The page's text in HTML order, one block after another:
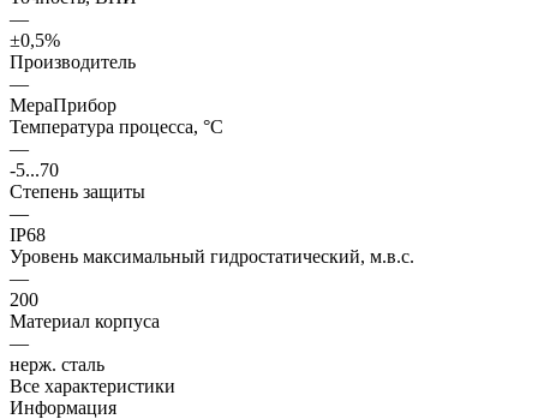
—
±0,5%
Производитель
—
МераПрибор
Температура процесса, °С
—
-5...70
Степень защиты
—
IP68
Уровень максимальный гидростатический, м.в.с.
—
200
Материал корпуса
—
нерж. cталь
Все характеристики
Информация